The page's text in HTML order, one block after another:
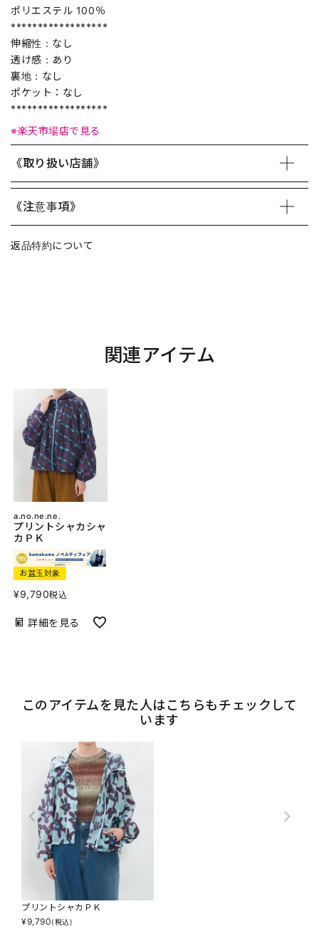
ポリエステル 100％
******************
伸縮性：なし
透け感：あり
裏地：なし
ポケット：なし
******************
※楽天市場店で見る
《取り扱い店舗》
《注意事項》
返品特約について
関連アイテム
a.no.ne.ne.
プリントシャカシャ
カＰＫ
お盆玉対象
¥9,790税込
詳細を見る
このアイテムを見た人はこちらもチェックして
います
プリントシャカＰＫ
¥9,790(税込)